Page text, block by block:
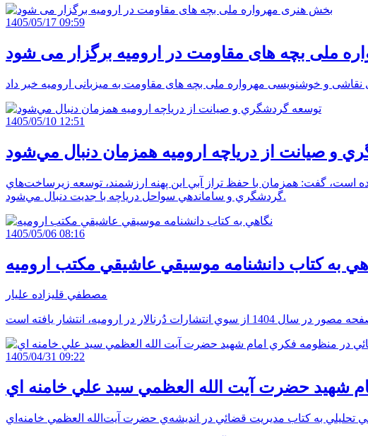
1405/05/17 09:59
ملی بچه های مقاومت در ارومیه برگزار می شود
1405/05/10 12:51
و صيانت از درياچه اروميه همزمان دنبال مي‌شود
است، گفت: همزمان با حفظ تراز آبي اين پهنه ارزشمند، توسعه زيرساخت‌هاي
گردشگري و ساماندهي سواحل درياچه با جديت دنبال مي‌شود.
1405/05/06 08:16
به کتاب دانشنامه موسيقي عاشيقي مکتب اروميه
مصطفي قليزاده عليار
1405/04/31 09:22
شهيد حضرت آيت الله العظمي سيد علي خامنه اي
تحليلي به کتاب مديريت قضائي در انديشه‌ي حضرت آيت‌الله العظمي خامنه‌اي